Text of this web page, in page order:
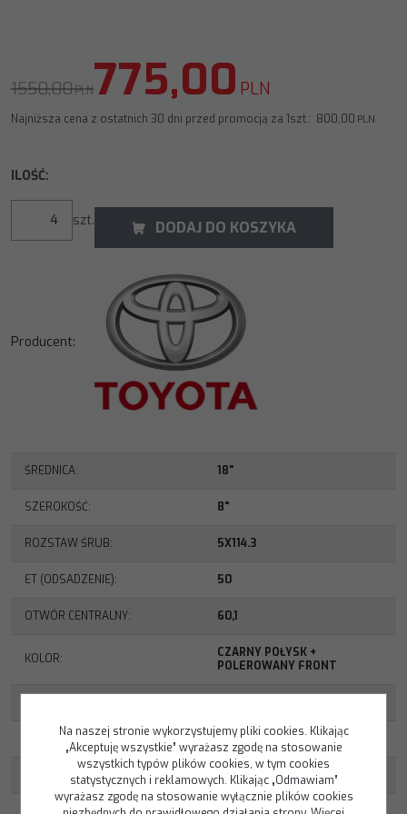
1550,00PLN775,00 PLN
Najniższa cena z ostatnich 30 dni przed promocją za 1szt.: 800,00 PLN
ILOŚĆ:
szt. DODAJ DO KOSZYKA
Producent:
ŚREDNICA: 18"
SZEROKOŚĆ: 8"
ROZSTAW ŚRUB: 5X114.3
ET (ODSADZENIE): 50
OTWÓR CENTRALNY: 60,1
KOLOR:
CZARNY POŁYSK +
POLEROWANY FRONT
POCHODZENIE: ORYGINALNY (OEM)
NOWY
Na naszej stronie wykorzystujemy pliki cookies. Klikając
„Akceptuję wszystkie” wyrażasz zgodę na stosowanie
wszystkich typów plików cookies, w tym cookies
statystycznych i reklamowych. Klikając „Odmawiam”
wyrażasz zgodę na stosowanie wyłącznie plików cookies